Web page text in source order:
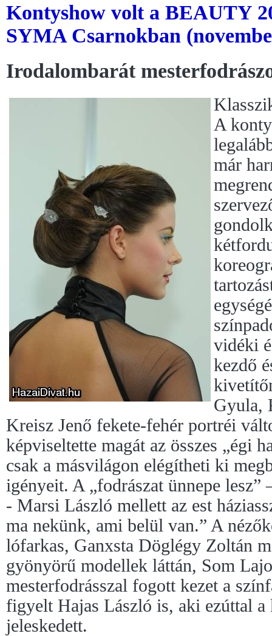
Kontyshow volt a BEAUTY
SYMA Csarnokban
Irodalombarát
A
már
vidéki
kezdő
Gyula,
Kreisz Jenő fekete-fehér portréi
képviseltette magát az összes „égi
csak a másvilágon elégítheti ki
igényeit. A „fodrászat ünnepe
- Marsi László mellett az est
ma nekünk, ami belül van.” A
lófarkas, Ganxsta Döglégy Zoltán
gyönyörű modellek láttán, Som
mesterfodrásszal fogott kezet a
figyelt Hajas László is, aki ezúttal a
jeleskedett.